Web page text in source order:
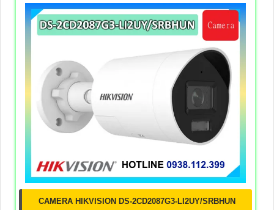
CAMERA HIKVISION DS-2CD2087G3-LI2UY/SRBHUN